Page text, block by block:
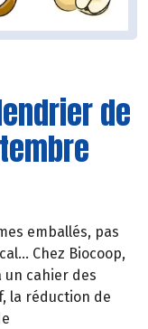
de
emballés, pas
Chez Biocoop,
cahier des
la réduction de